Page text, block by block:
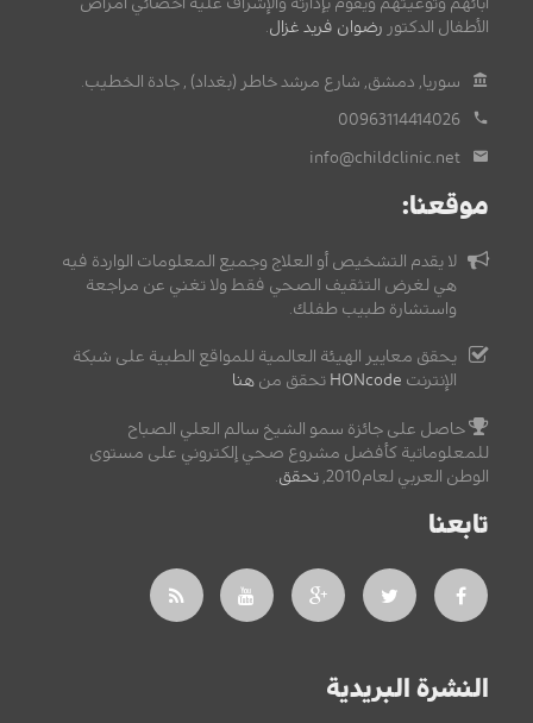
آبائهم وتوعيتهم ويقوم بإدارته والإشراف عليه أخصائي أمراض
الأطفال الدكتور رضوان فريد غزال.
سوريا, دمشق, شارع مرشد خاطر (بغداد) , جادة الخطيب.
00963114414026
info@childclinic.net
موقعنا:
لا يقدم التشخيص أو العلاج وجميع المعلومات الواردة فيه
هي لغرض التثقيف الصحي فقط ولا تغني عن مراجعة
واستشارة طبيب طفلك.
يحقق معايير الهيئة العالمية للمواقع الطبية على شبكة
الإنترنت HONcode تحقق من هنا
حاصل على جائزة سمو الشيخ سالم العلي الصباح
للمعلوماتية كأفضل مشروع صحي إلكتروني على مستوى
الوطن العربي لعام2010,
تحقق.
تابعنا
النشرة البريدية